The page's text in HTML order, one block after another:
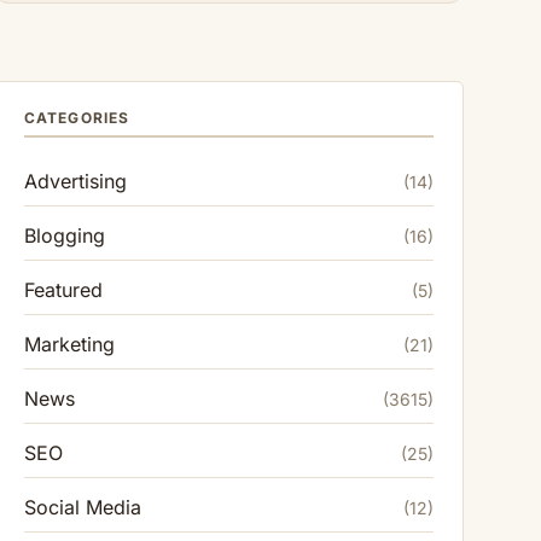
CATEGORIES
Advertising (14)
Blogging (16)
Featured (5)
Marketing (21)
News (3615)
SEO (25)
Social Media (12)